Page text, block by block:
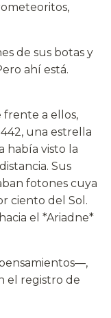
de sus botas y
ahí está.
frente a ellos,
una estrella
había visto la
Sus
fotones cuya
ciento del Sol.
el *Ariadne*
el registro de